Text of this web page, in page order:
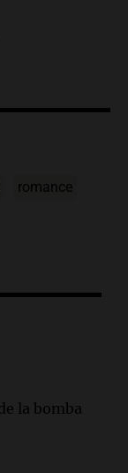
romance
la bomba